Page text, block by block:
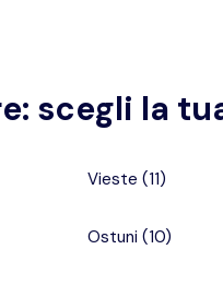
scegli la
Vieste (11)
Ostuni (10)